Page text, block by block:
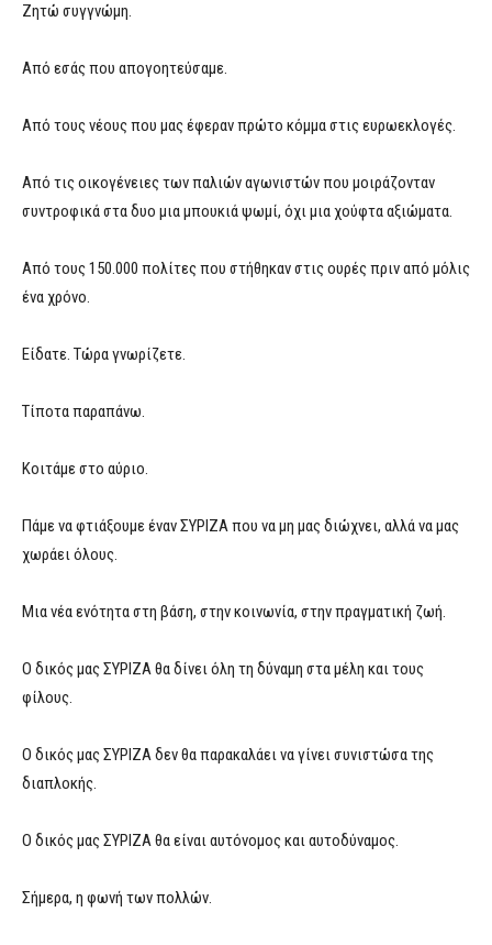
Ζητώ συγγνώμη.
Από εσάς που απογοητεύσαμε.
Από τους νέους που μας έφεραν πρώτο κόμμα στις ευρωεκλογές.
Από τις οικογένειες των παλιών αγωνιστών που μοιράζονταν
συντροφικά στα δυο μια μπουκιά ψωμί, όχι μια χούφτα αξιώματα.
Από τους 150.000 πολίτες που στήθηκαν στις ουρές πριν από μόλις
ένα χρόνο.
Είδατε. Τώρα γνωρίζετε.
Τίποτα παραπάνω.
Κοιτάμε στο αύριο.
Πάμε να φτιάξουμε έναν ΣΥΡΙΖΑ που να μη μας διώχνει, αλλά να μας
χωράει όλους.
Μια νέα ενότητα στη βάση, στην κοινωνία, στην πραγματική ζωή.
Ο δικός μας ΣΥΡΙΖΑ θα δίνει όλη τη δύναμη στα μέλη και τους
φίλους.
Ο δικός μας ΣΥΡΙΖΑ δεν θα παρακαλάει να γίνει συνιστώσα της
διαπλοκής.
Ο δικός μας ΣΥΡΙΖΑ θα είναι αυτόνομος και αυτοδύναμος.
Σήμερα, η φωνή των πολλών.